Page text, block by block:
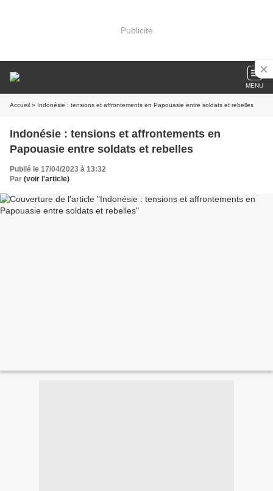
Publicité
MENU
Accueil » Indonésie : tensions et affrontements en Papouasie entre soldats et rebelles
Indonésie : tensions et affrontements en
Papouasie entre soldats et rebelles
Publié le 17/04/2023 à 13:32
Par (voir l'article)